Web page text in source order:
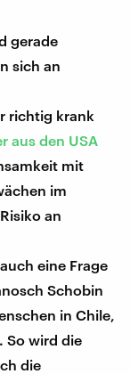
gerade
sich an
richtig krank
aus den USA
mit
im
an
eine Frage
Schobin
in Chile,
So wird die
die